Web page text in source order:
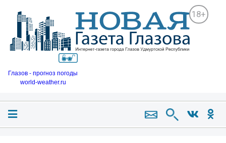
18+
Глазов - прогноз погоды
world-weather.ru